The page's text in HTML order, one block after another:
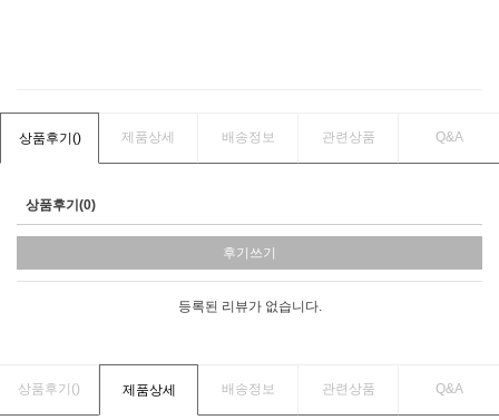
상품후기() 제품상세 배송정보 관련상품 Q&A
상품후기(0)
후기쓰기
등록된 리뷰가 없습니다.
상품후기() 제품상세 배송정보 관련상품 Q&A